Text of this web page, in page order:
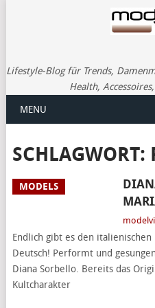
Lifestyle-Blog für Trends,
Health,
MENU
SCHLAGWORT:
MODELS
Endlich gibt es den italienischen
Deutsch! Performt und
Diana Sorbello. Bereits das
Kultcharakter